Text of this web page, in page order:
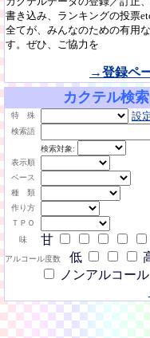
書き込み、ランキングの投票
全てが、みんなのための有用
す。ぜひ、ご協力を
→登録ペ
カクテル検索
特 殊 設
検索語
検索対象:
表示順
ベース
種 類
作り方
ＴＰＯ
味
甘
アルコール度数 低
ノンアルコール